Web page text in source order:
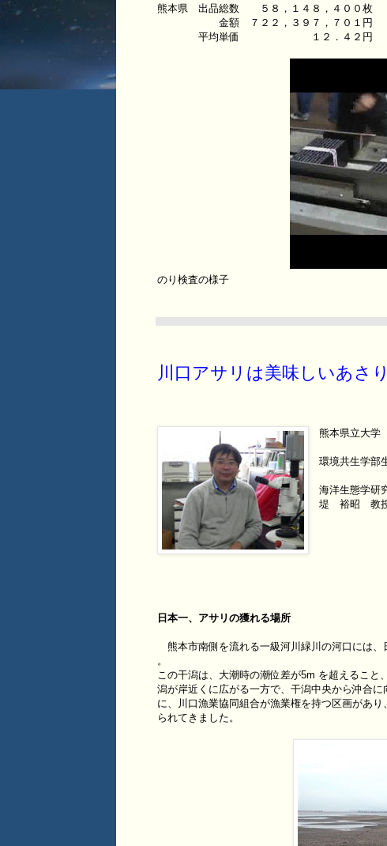
熊本県 出品総数 ５８，１４８，４００枚
金額 ７２２，３９７，７０１円
平均単価 １２．４２円
のり検査の様子
川口アサリは美味しいあさ
熊本県立大学
環境共生学部
海洋生態学研
堤 裕昭 教
日本一、アサリの獲れる場所
熊本市南側を流れる一級河川緑川の河口には、
。
この干潟は、大潮時の潮位差が5m を超えるこ
潟が岸近くに広がる一方で、干潟中央から沖合
に、川口漁業協同組合が漁業権を持つ区画があ
られてきました。